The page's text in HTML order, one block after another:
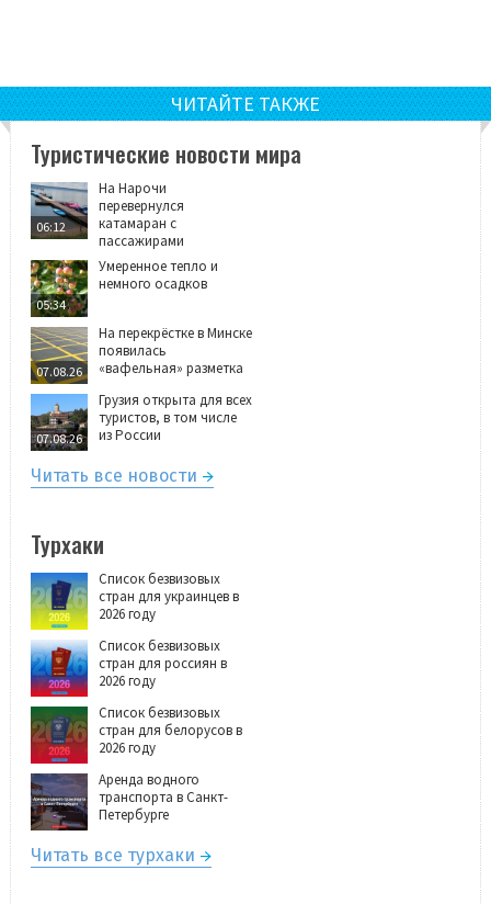
ЧИТАЙТЕ ТАКЖЕ
Туристические новости мира
06:12
На Нарочи
перевернулся
катамаран с
пассажирами
05:34
Умеренное тепло и
немного осадков
07.08.26
На перекрёстке в Минске
появилась
«вафельная» разметка
07.08.26
Грузия открыта для всех
туристов, в том числе
из России
Читать все новости
Турхаки
Список безвизовых
стран для украинцев в
2026 году
Список безвизовых
стран для россиян в
2026 году
Список безвизовых
стран для белорусов в
2026 году
Аренда водного
транспорта в Санкт-
Петербурге
Читать все турхаки